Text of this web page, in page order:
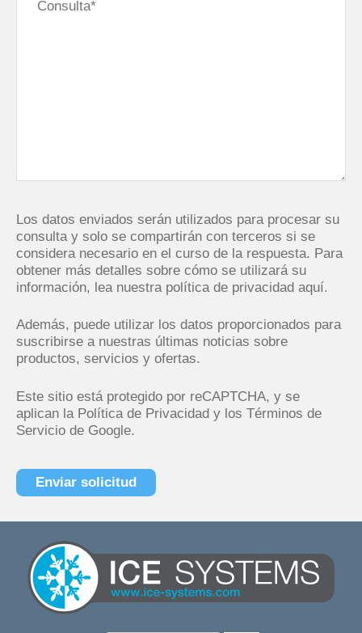
Los datos enviados serán utilizados para procesar su
consulta y solo se compartirán con terceros si se
considera necesario en el curso de la respuesta. Para
obtener más detalles sobre cómo se utilizará su
información, lea nuestra política de privacidad aquí.
Además, puede utilizar los datos proporcionados para
suscribirse a nuestras últimas noticias sobre
productos, servicios y ofertas.
Este sitio está protegido por reCAPTCHA, y se
aplican la Política de Privacidad y los Términos de
Servicio de Google.